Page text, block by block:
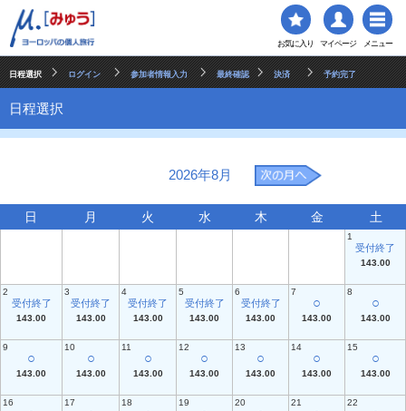
お気に入り マイページ メニュー
日程選択 ログイン 参加者情報入力 最終確認 決済 予約完了
日程選択
2026年8月
日 月 火 水 木 金 土
1
受付終了
143.00
2
受付終了
143.00
3
受付終了
143.00
4
受付終了
143.00
5
受付終了
143.00
6
受付終了
143.00
7
○
143.00
8
○
143.00
9
○
143.00
10
○
143.00
11
○
143.00
12
○
143.00
13
○
143.00
14
○
143.00
15
○
143.00
16 17 18 19 20 21 22